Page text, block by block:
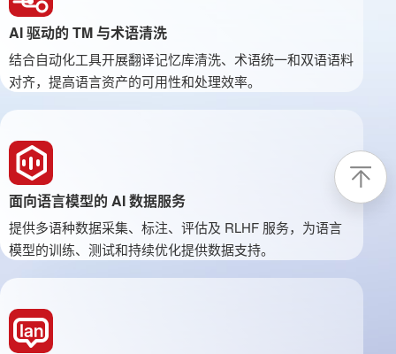
AI 驱动的 TM 与术语清洗
结合自动化工具开展翻译记忆库清洗、术语统一和双语语料
对齐，提高语言资产的可用性和处理效率。
面向语言模型的 AI 数据服务
提供多语种数据采集、标注、评估及 RLHF 服务，为语言
模型的训练、测试和持续优化提供数据支持。